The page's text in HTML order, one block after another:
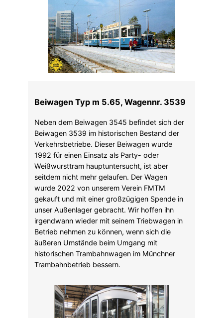
Beiwagen Typ m 5.65, Wagennr. 3539
Neben dem Beiwagen 3545 befindet sich der
Beiwagen 3539 im historischen Bestand der
Verkehrsbetriebe. Dieser Beiwagen wurde
1992 für einen Einsatz als Party- oder
Weißwursttram hauptuntersucht, ist aber
seitdem nicht mehr gelaufen. Der Wagen
wurde 2022 von unserem Verein FMTM
gekauft und mit einer großzügigen Spende in
unser Außenlager gebracht. Wir hoffen ihn
irgendwann wieder mit seinem Triebwagen in
Betrieb nehmen zu können, wenn sich die
äußeren Umstände beim Umgang mit
historischen Trambahnwagen im Münchner
Trambahnbetrieb bessern.